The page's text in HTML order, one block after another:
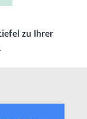
zu Ihrer